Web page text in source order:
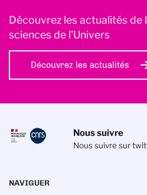
Découvrez les actualités de
sciences de l'Univers
Découvrez les actualités
Nous suivre
Nous suivre sur
NAVIGUER